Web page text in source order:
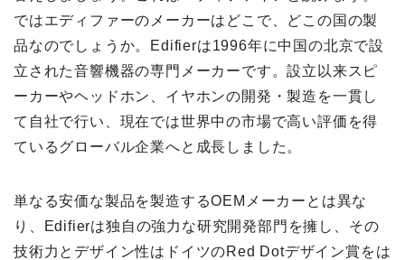
ではエディファーのメーカーはどこで、どこの国の製
品なのでしょうか。Edifierは1996年に中国の北京で設
立された音響機器の専門メーカーです。設立以来スピ
ーカーやヘッドホン、イヤホンの開発・製造を一貫し
て自社で行い、現在では世界中の市場で高い評価を得
ているグローバル企業へと成長しました。
単なる安価な製品を製造するOEMメーカーとは異な
り、Edifierは独自の強力な研究開発部門を擁し、その
技術力とデザイン性はドイツのRed Dotデザイン賞をは